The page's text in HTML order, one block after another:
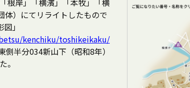
体）にてリライトしたもので
」
kenchiku/toshikeikaku/
側半分034新山下（昭和8年）
。